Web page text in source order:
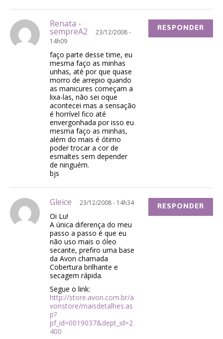
Renata -
sempreA2
23/12/2008 -
14h09
faço parte desse time, eu
mesma faço as minhas
unhas, até por que quase
morro de arrepio quando
as manicures começam a
lixa-las, não sei oque
acontecei mas a sensação
é horrível fico até
envergonhada por isso eu
mesma faço as minhas,
além do mais é ótimo
poder trocar a cor de
esmaltes sem depender
de ninguém.
bjs
RESPONDER
Gleice 23/12/2008 - 14h34
Oi Lu!
A única diferença do meu
passo a passo é que eu
não uso mais o óleo
secante, prefiro uma base
da Avon chamada
Cobertura brilhante e
secagem rápida.
Segue o link:
http://store.avon.com.br/a
vonstore/maisdetalhes.as
p?
pf_id=0019037&dept_id=2
400
RESPONDER